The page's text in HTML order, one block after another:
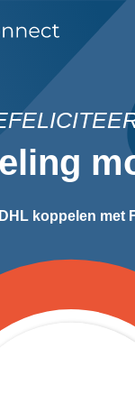
DHL koppelen met